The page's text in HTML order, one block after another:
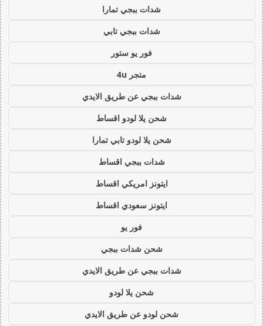
شدات ببجي تمارا
شدات ببجي تابي
فور يو ستور
متجر 4u
شدات ببجي عن طريق الايدي
شحن يلا لودو اقساط
شحن يلا لودو تابي تمارا
شدات ببجي اقساط
ايتونز امريكي اقساط
ايتونز سعودي اقساط
فور يو
شحن شدات ببجي
شدات ببجي عن طريق الايدي
شحن يلا لودو
شحن لودو عن طريق الايدي